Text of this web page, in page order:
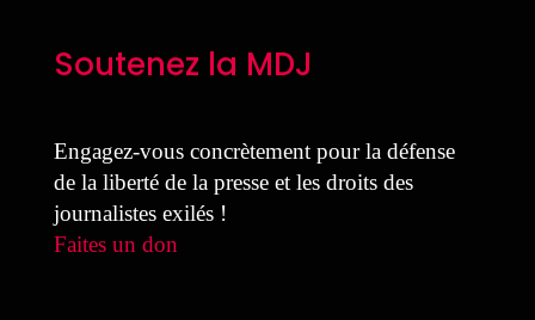
Soutenez la MDJ
Engagez-vous concrètement pour la défense
de la liberté de la presse et les droits des
journalistes exilés !
Faites un don